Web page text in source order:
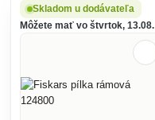
Skladom u dodávateľa
Môžete mať vo štvrtok, 13.08.